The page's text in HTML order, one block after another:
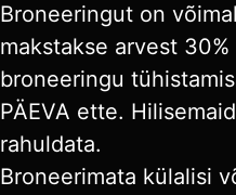
Broneeringut on
makstakse arvest
broneeringu
PÄEVA ette.
rahuldata.
Broneerimata külalisi